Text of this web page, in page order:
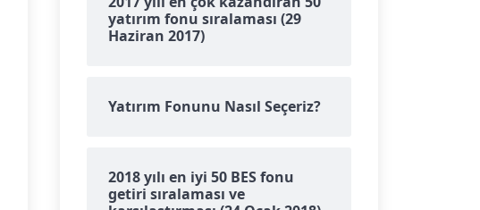
yatırım fonu sıralaması (29
Haziran 2017)
Yatırım Fonunu Nasıl Seçeriz?
2018 yılı en iyi 50 BES fonu
getiri sıralaması ve